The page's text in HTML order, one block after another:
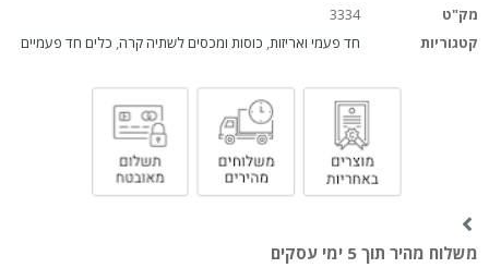
מק"ט
3334
קטגוריות
חד פעמי ואריזות, כוסות ומכסים לשתיה קרה, כלים חד פעמיים
משלוח מהיר תוך 5 ימי עסקים